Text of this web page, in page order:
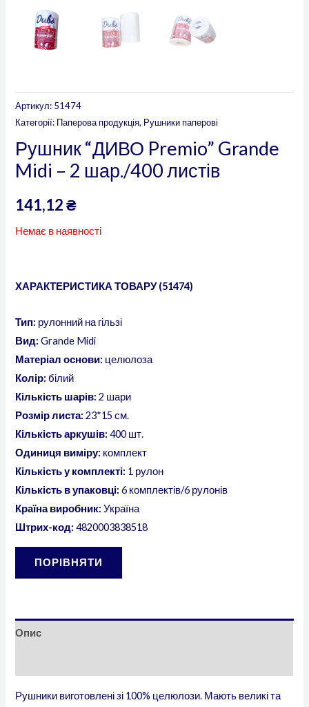
Артикул: 51474
Категорії: Паперова продукція, Рушники паперові
Рушник “ДИВО Premio” Grande
Midi – 2 шар./400 листів
141,12₴
Немає в наявності
ХАРАКТЕРИСТИКА ТОВАРУ (51474)
Тип: рулонний на гільзі
Вид: Grande Midi
Матеріал основи: целюлоза
Колір: білий
Кількість шарів: 2 шари
Розмір листа: 23*15 см.
Кількість аркушів: 400 шт.
Одиниця виміру: комплект
Кількість у комплекті: 1 рулон
Кількість в упаковці: 6 комплектів/6 рулонів
Країна виробник: Україна
Штрих-код: 4820003838518
ПОРІВНЯТИ
Опис
Рушники виготовлені зі 100% целюлози. Мають великі та